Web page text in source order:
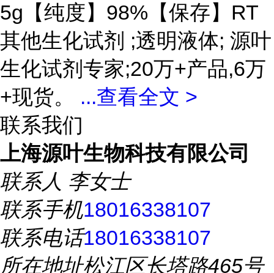
5g【纯度】98%【保存】RT
其他生化试剂 ;透明液体; 源叶
生化试剂专家;20万+产品,6万
+现货。 ...查看全文 >
联系我们
上海源叶生物科技有限公司
联系人 李女士
联系手机18016338107
联系电话18016338107
所在地址松江区长塔路465号